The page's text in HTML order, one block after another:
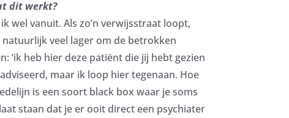
dit werkt?
wel vanuit. Als zo’n verwijsstraat loopt,
veel lager om de betrokken
‘ik heb hier deze patiënt die jij hebt gezien
maar ik loop hier tegenaan. Hoe
is een soort black box waar je soms
staan dat je er ooit direct een psychiater